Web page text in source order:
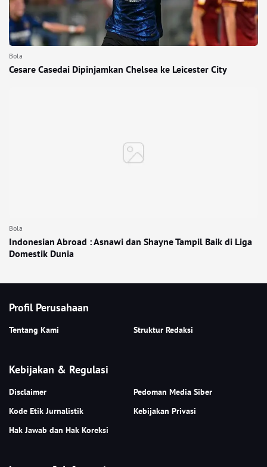
Bola
Cesare Casedai Dipinjamkan Chelsea ke Leicester City
Bola
Indonesian Abroad : Asnawi dan Shayne Tampil Baik di Liga
Domestik Dunia
Profil Perusahaan
Tentang Kami Struktur Redaksi
Kebijakan & Regulasi
Disclaimer
Pedoman Media Siber
Kode Etik Jurnalistik
Kebijakan Privasi
Hak Jawab dan Hak Koreksi